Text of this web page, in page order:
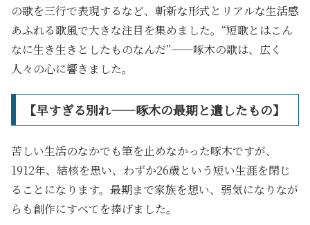
の歌を三行で表現するなど、斬新な形式とリアルな生活感
あふれる歌風で大きな注目を集めました。“短歌とはこん
なに生き生きとしたものなんだ”――啄木の歌は、広く
人々の心に響きました。
【早すぎる別れ――啄木の最期と遺したもの】
苦しい生活のなかでも筆を止めなかった啄木ですが、
1912年、結核を患い、わずか26歳という短い生涯を閉じ
ることになります。最期まで家族を想い、弱気になりなが
らも創作にすべてを捧げました。